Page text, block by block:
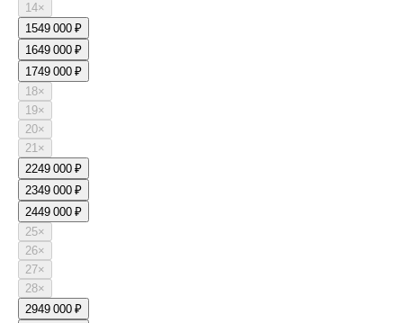
14×
1549 000 ₽
1649 000 ₽
1749 000 ₽
18×
19×
20×
21×
2249 000 ₽
2349 000 ₽
2449 000 ₽
25×
26×
27×
28×
2949 000 ₽